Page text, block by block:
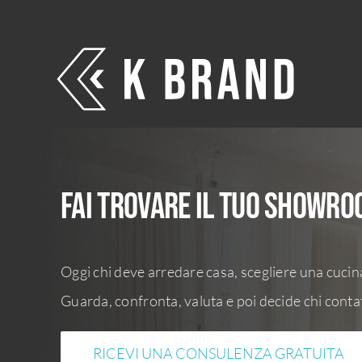
contenuto
Fai trovare il tuo
Oggi chi deve arredare casa, scegliere una
Guarda, confronta, valuta e poi decide chi
RICEVI UNA CONSULENZA GRATUITA